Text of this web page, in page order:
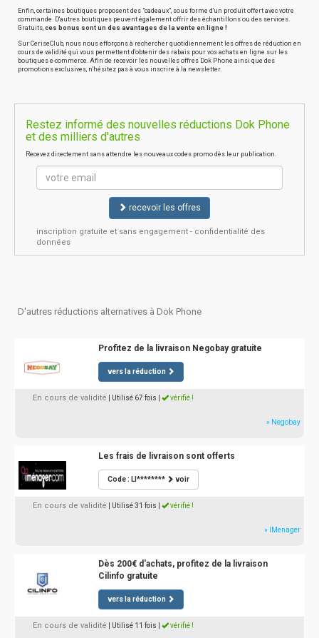
Enfin, certaines boutiques proposent des "cadeaux", sous forme d'un produit offert avec votre
commande. D'autres boutiques peuvent également offrir des échantillons ou des services.
Gratuits, ces bonus sont un des avantages de la vente en ligne !
Sur CeriseClub, nous nous efforçons à rechercher quotidiennement les offres de réduction en
cours de validité qui vous permettent d'obtenir des rabais pour vos achats en ligne sur les
boutiques e-commerce. Afin de recevoir les nouvelles offres Dok Phone ainsi que des
promotions exclusives, n'hésitez pas à vous inscrire à la newsletter.
Restez informé des nouvelles réductions Dok Phone
et des milliers d'autres
Recevez directement sans attendre les nouveaux codes promo dès leur publication.
recevoir les offres
inscription gratuite et sans engagement - confidentialité des
données
D'autres réductions alternatives à Dok Phone
Profitez de la livraison Negobay gratuite
vers la réduction
En cours de validité | Utilisé 67 fois vérifié !
» Negobay
Les frais de livraison sont offerts
Code : LI******** voir
En cours de validité | Utilisé 31 fois vérifié !
» IMenager
Dès 200€ d'achats, profitez de la livraison
Cilinfo gratuite
vers la réduction
En cours de validité | Utilisé 11 fois vérifié !